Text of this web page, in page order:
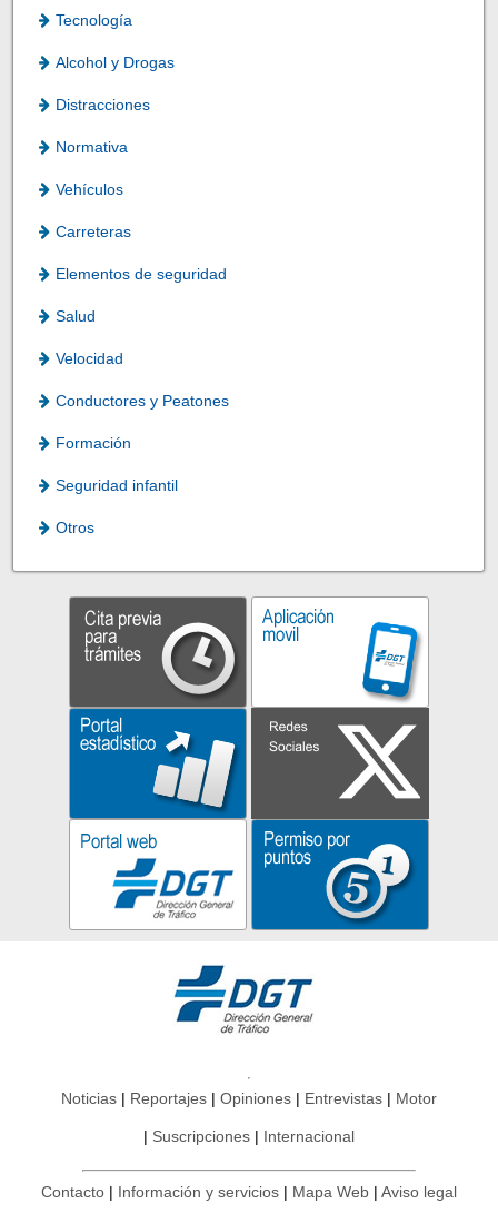
Tecnología
Alcohol y Drogas
Distracciones
Normativa
Vehículos
Carreteras
Elementos de seguridad
Salud
Velocidad
Conductores y Peatones
Formación
Seguridad infantil
Otros
Noticias Reportajes Opiniones Entrevistas Motor
Suscripciones Internacional
Contacto Información y servicios Mapa Web Aviso legal